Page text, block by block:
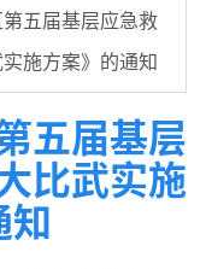
五届基层应急救
施方案》的通知
五届基层
比武实施
知